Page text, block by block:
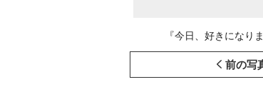
『今日、好きになり
前の写